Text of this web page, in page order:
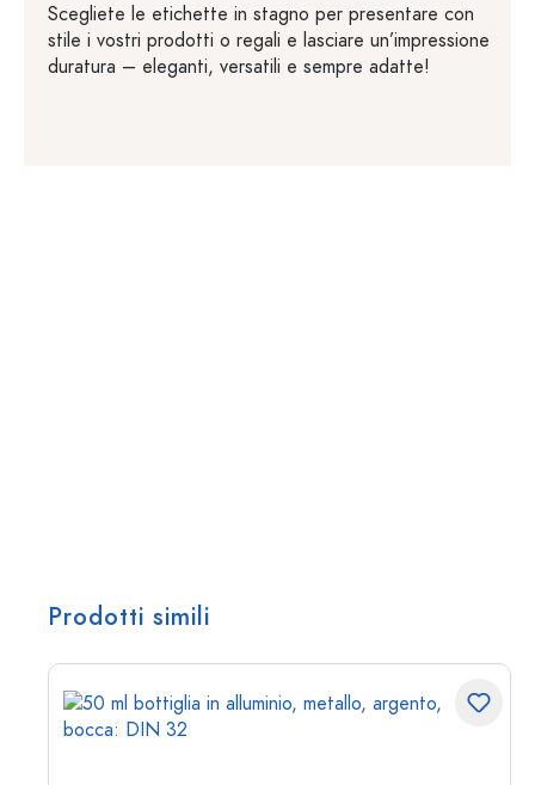
Scegliete le etichette in stagno per presentare con
stile i vostri prodotti o regali e lasciare un’impressione
duratura – eleganti, versatili e sempre adatte!
Prodotti simili